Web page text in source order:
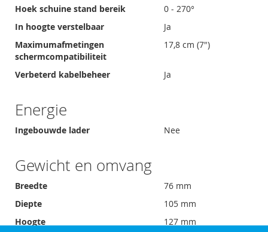
Hoek schuine stand bereik
0 - 270°
In hoogte verstelbaar
Ja
Maximumafmetingen
schermcompatibiliteit
17,8 cm (7")
Verbeterd kabelbeheer Ja
Energie
Ingebouwde lader Nee
Gewicht en omvang
Breedte
76 mm
Diepte
105 mm
Hoogte
127 mm